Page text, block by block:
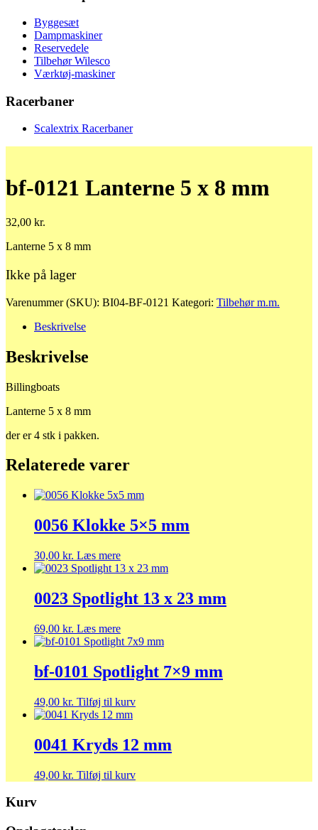
Byggesæt
Dampmaskiner
Reservedele
Tilbehør Wilesco
Værktøj-maskiner
Racerbaner
Scalextrix Racerbaner
bf-0121 Lanterne 5 x 8 mm
32,00 kr.
Lanterne 5 x 8 mm
Ikke på lager
Varenummer (SKU): BI04-BF-0121 Kategori: Tilbehør m.m.
Beskrivelse
Beskrivelse
Billingboats
Lanterne 5 x 8 mm
der er 4 stk i pakken.
Relaterede varer
0056 Klokke 5×5 mm
30,00 kr. Læs mere
0023 Spotlight 13 x 23 mm
69,00 kr. Læs mere
bf-0101 Spotlight 7×9 mm
49,00 kr. Tilføj til kurv
0041 Kryds 12 mm
49,00 kr. Tilføj til kurv
Kurv